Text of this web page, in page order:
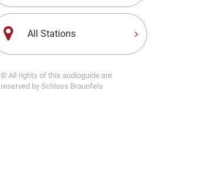
All Stations
© All rights of this audioguide are
reserved by Schloss Braunfels